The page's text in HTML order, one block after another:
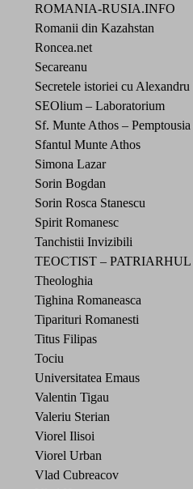
ROMANIA-RUSIA.INFO
Romanii din Kazahstan
Roncea.net
Secareanu
Secretele istoriei cu
SEOlium – Laboratorium
Sf. Munte Athos – Pemptousia
Sfantul Munte Athos
Simona Lazar
Sorin Bogdan
Sorin Rosca Stanescu
Spirit Romanesc
Tanchistii Invizibili
TEOCTIST –
Theologhia
Tighina Romaneasca
Tiparituri Romanesti
Titus Filipas
Tociu
Universitatea Emaus
Valentin Tigau
Valeriu Sterian
Viorel Ilisoi
Viorel Urban
Vlad Cubreacov